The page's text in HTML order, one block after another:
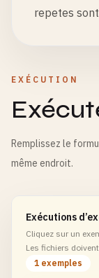
repetes
EXÉCUTION
Remplissez le
même endroit.
Exécutions
Cliquez sur un
Les fichiers
1 exemples